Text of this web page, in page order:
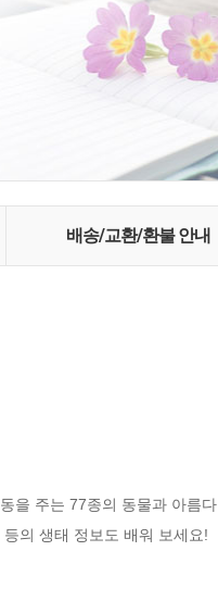
배송/교환/환불 안내
을 주는 77종의 동물과 아름다
의 생태 정보도 배워 보세요!